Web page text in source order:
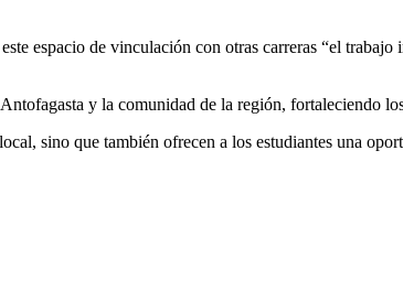
espacio de vinculación con otras carreras “el
y la comunidad de la región, fortaleciendo
sino que también ofrecen a los estudiantes una